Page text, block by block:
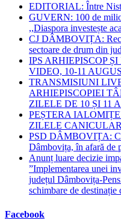
EDITORIAL: Între
GUVERN: 100 de
,,Diaspora investește
CJ DÂMBOVIȚA:
sectoare de drum din
IPS ARHIEPISCOP
VIDEO, 10-11
TRANSMISIUNI
ARHIEPISCOPIEI
ZILELE DE 10 ȘI 11
PEȘTERA
ZILELE
PSD DÂMBOVIȚA:
Dâmbovița, în afară de
Anunț luare decizie
”Implementarea unei
județul Dâmbovița-
schimbare de
Facebook